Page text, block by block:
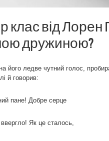
клас від Лорен
дружиною?
його ледве чутний голос,
й говорив:
пане! Добре серце
Як це сталось,